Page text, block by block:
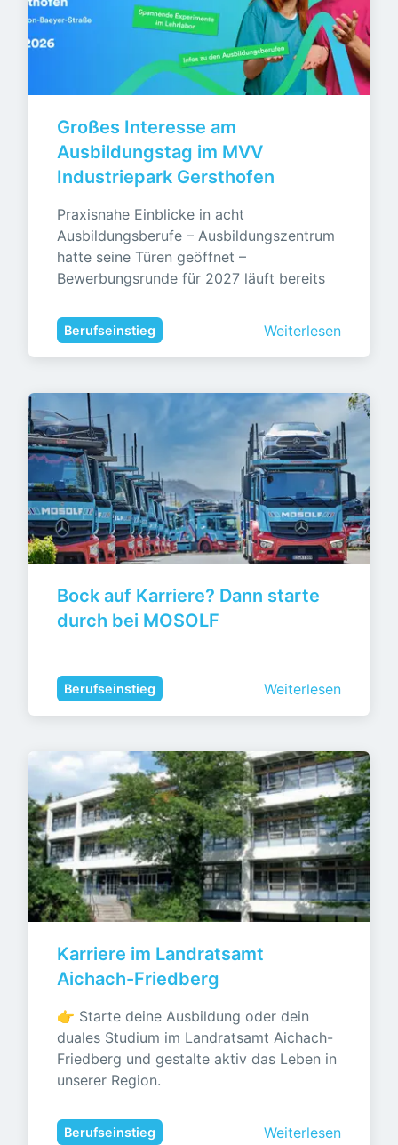
Großes Interesse am
Ausbildungstag im MVV
Industriepark Gersthofen
Praxisnahe Einblicke in acht
Ausbildungsberufe – Ausbildungszentrum
hatte seine Türen geöffnet –
Bewerbungsrunde für 2027 läuft bereits
Berufseinstieg Weiterlesen
Bock auf Karriere? Dann starte
durch bei MOSOLF
Berufseinstieg Weiterlesen
Karriere im Landratsamt
Aichach-Friedberg
👉 Starte deine Ausbildung oder dein
duales Studium im Landratsamt Aichach-
Friedberg und gestalte aktiv das Leben in
unserer Region.
Berufseinstieg Weiterlesen